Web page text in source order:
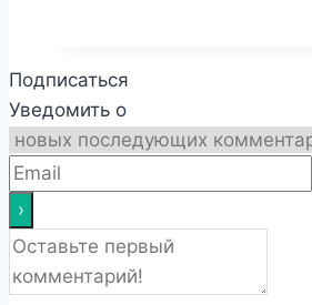
Подписаться
Уведомить о